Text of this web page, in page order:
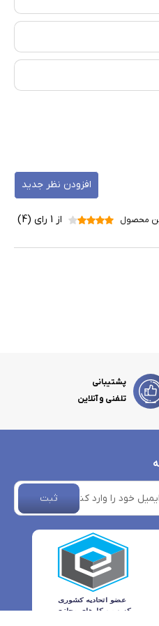
افزودن نظر جدید
این محصول از 1 رای (4)
پشتیبانی
تلفنی و آنلاین
ثبت